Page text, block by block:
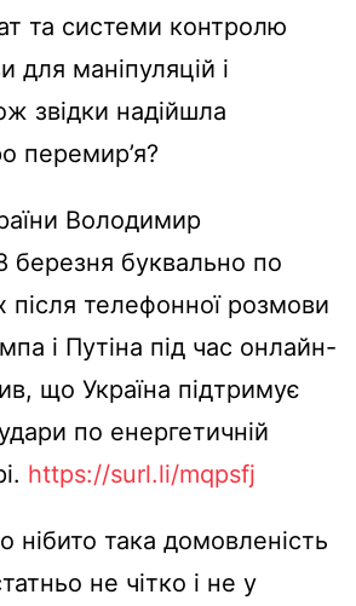
та системи контролю
для маніпуляцій і
звідки надійшла
перемир’я?
Володимир
березня буквально по
після телефонної розмови
і Путіна під час онлайн-
що Україна підтримує
по енергетичній
https://surl.li/mqpsfj
нібито така домовленість
не чітко і не у